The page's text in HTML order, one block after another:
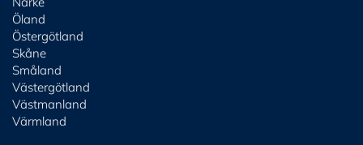
Öland
Östergötland
Skåne
Småland
Västergötland
Västmanland
Värmland